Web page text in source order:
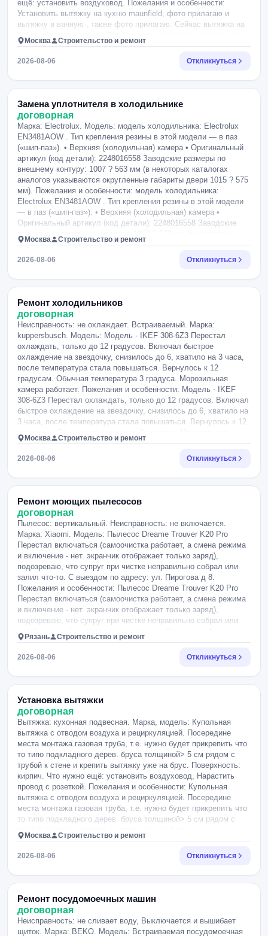
ещё: установить воздуховод. Пожелания и особенности:
Установить вытяжку на кухню maunfield, фото прилагаю и
вытяжку в ванную , также фото прилагаю. Сейчас вытяжка на
кухне обычная домовая. Необходимо поставить вытяжку, как
на фото. Уже куплена. Проверить, подходит ли данная модель
для установки, если нет, поменяем на нужную. Дом
Москва Строительство и ремонт
2026-08-06 Откликнуться
Замена уплотнителя в холодильнике
договорная
Марка: Electrolux. Модель: модель холодильника: Electrolux
EN3481AOW . Тип крепления резины в этой модели — в паз
(«шип-паз»). • Верхняя (холодильная) камера • Оригинальный
артикул (код детали): 2248016558 Заводские размеры по
внешнему контуру: 1007 ? 563 мм (в некоторых каталогах
аналогов указываются округленные габариты двери 1015 ? 575
мм). Пожелания и особенности: модель холодильника:
Electrolux EN3481AOW . Тип крепления резины в этой модели
— в паз («шип-паз»). • Верхняя (холодильная) камера •
Оригинальный артикул (код детали): 2248016558 Заводские
размеры по внешнему контуру: 1007 ? 563 мм (в некоторых
каталогах аналогов указываются округленные габариты двери
1015 ? 575 мм).
Москва Строительство и ремонт
2026-08-06 Откликнуться
Ремонт холодильников
договорная
Неисправность: не охлаждает. Встраиваемый. Марка:
kuppersbusch. Модель: Модель - IKEF 308-6Z3 Перестал
охлаждать, только до 12 градусов. Включал быстрое
охлаждение на звездочку, снизилось до 6, хватило на 3 часа,
после температура стала повышаться. Вернулось к 12
градусам. Обычная температура 3 градуса. Морозильная
камера работает. Пожелания и особенности: Модель - IKEF
308-6Z3 Перестал охлаждать, только до 12 градусов. Включал
быстрое охлаждение на звездочку, снизилось до 6, хватило на
3 часа, после температура стала повышаться. Вернулось к 12
градусам. Обычная температура 3 градуса. Морозильная
камера работает.
Москва Строительство и ремонт
2026-08-06 Откликнуться
Ремонт моющих пылесосов
договорная
Пылесос: вертикальный. Неисправность: не включается.
Марка: Xiaomi. Модель: Пылесос Dreame Trouver K20 Pro
Перестал включаться (самоочистка работает, а смена режима
и включение - нет. экранчик отображает только заряд),
подозреваю, что супруг при чистке неправильно собрал или
залил что-то. С выездом по адресу: ул. Пирогова д 8.
Пожелания и особенности: Пылесос Dreame Trouver K20 Pro
Перестал включаться (самоочистка работает, а смена режима
и включение - нет. экранчик отображает только заряд),
подозреваю, что супруг при чистке неправильно собрал или
залил что-то. С выездом по адресу: ул. Пирогова д 8.
Рязань Строительство и ремонт
2026-08-06 Откликнуться
Установка вытяжки
договорная
Вытяжка: кухонная подвесная. Марка, модель: Купольная
вытяжка с отводом воздуха и рециркуляцией. Посередине
места монтажа газовая труба, т.е. нужно будет прикрепить что
то типо подкладного дерев. бруса толщиной> 5 см рядом с
трубой к стене и крепить вытяжку уже на брус. Поверхность:
кирпич. Что нужно ещё: установить воздуховод, Нарастить
провод с розеткой. Пожелания и особенности: Купольная
вытяжка с отводом воздуха и рециркуляцией. Посередине
места монтажа газовая труба, т.е. нужно будет прикрепить что
то типо подкладного дерев. бруса толщиной> 5 см рядом с
трубой к стене и крепить вытяжку уже на брус.
Москва Строительство и ремонт
2026-08-06 Откликнуться
Ремонт посудомоечных машин
договорная
Неисправность: не сливает воду, Выключается и вышибает
щиток. Марка: BEKO. Модель: Встраиваемая посудомоечная